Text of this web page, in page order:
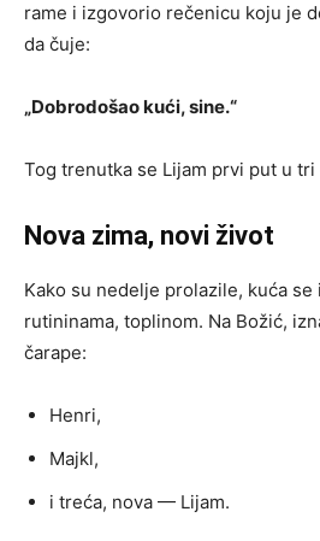
rame i izgovorio rečenicu koju je
da čuje:
„Dobrodošao kući, sine.“
Tog trenutka se Lijam prvi put u
Nova zima, novi život
Kako su nedelje prolazile, kuća se
rutininama, toplinom. Na Božić,
čarape:
Henri,
Majkl,
i treća, nova — Lijam.